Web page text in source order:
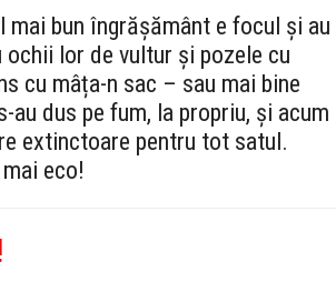
mai bun îngrășământ e focul și au
ochii lor de vultur și pozele cu
cu mâța-n sac – sau mai bine
dus pe fum, la propriu, și acum
extinctoare pentru tot satul.
eco!